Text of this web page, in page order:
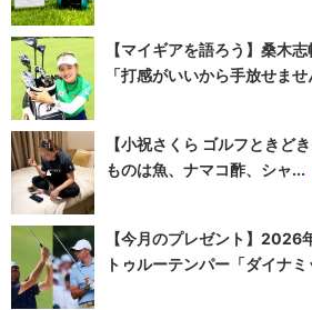
【マイギアを語ろう】桑木
「打感がいいから手放せませ
【小祝さくら ゴルフとき
ものは魚、ナマコ酢、シャ...
【今月のプレゼント】2026
トゥルーテンパー「ダイナミ